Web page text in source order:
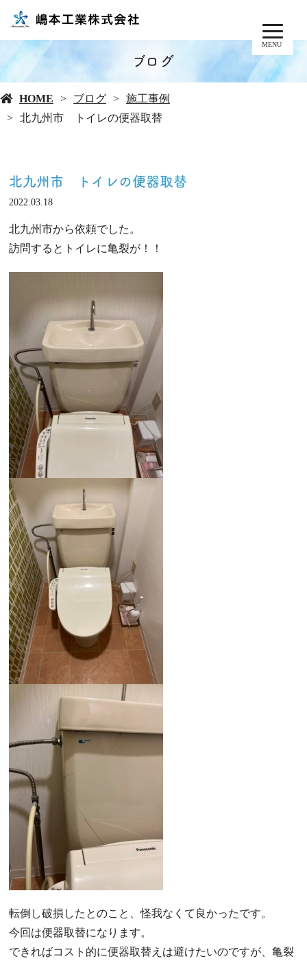
MENU
ブログ
HOME ブログ
施工事例
北九州市 トイレの便器取替
北九州市 トイレの便器取替
2022.03.18
北九州市から依頼でした。
訪問するとトイレに亀裂が！！
転倒し破損したとのこと、怪我なくて良かったです。
今回は便器取替になります。
できればコスト的に便器取替えは避けたいのですが、亀裂